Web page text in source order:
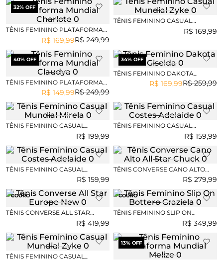
32% OFF
TÊNIS FEMININO PLATAFORMA
MUNDIAL CHARLOTE R$ 249,99
R$ 169,99
TÊNIS FEMININO CASUAL
R$ 169,99
40% OFF
TÊNIS FEMININO PLATAFORMA
MUNDIAL CLAUDYA
R$ 249,99
R$ 149,99
34% OFF
TÊNIS FEMININO DAKOTA
R$ 259,99
R$ 169,99
TÊNIS FEMININO CASUAL
R$ 199,99
TÊNIS FEMININO CASUAL
R$ 159,99
TÊNIS FEMININO CASUAL
R$ 159,99
TÊNIS CONVERSE CANO ALTO
R$ 279,99
COURO
TÊNIS CONVERSE ALL STAR
R$ 419,99
COURO
TÊNIS FEMININO SLIP ON
R$ 349,99
TÊNIS FEMININO CASUAL
13% OFF